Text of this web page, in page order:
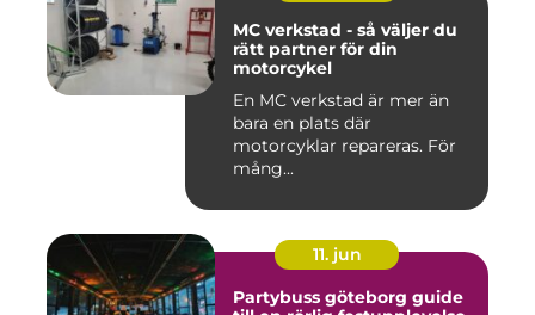
MC verkstad - så väljer du
rätt partner för din
motorcykel
En MC verkstad är mer än
bara en plats där
motorcyklar repareras. För
mång...
11. jun
Partybuss göteborg guide